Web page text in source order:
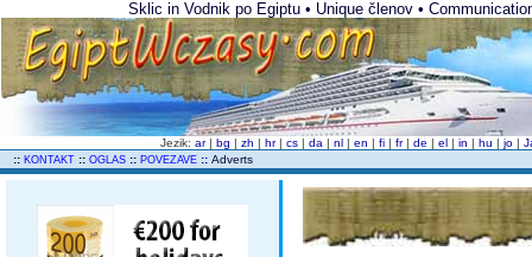
Sklic in Vodnik po Egiptu • Unique členov •
Jezik:ar |bg |zh |hr |cs |da |nl |en |fi |fr |de |el |in |hu |jo |
:: KONTAKT :: OGLAS :: POVEZAVE :: Adverts